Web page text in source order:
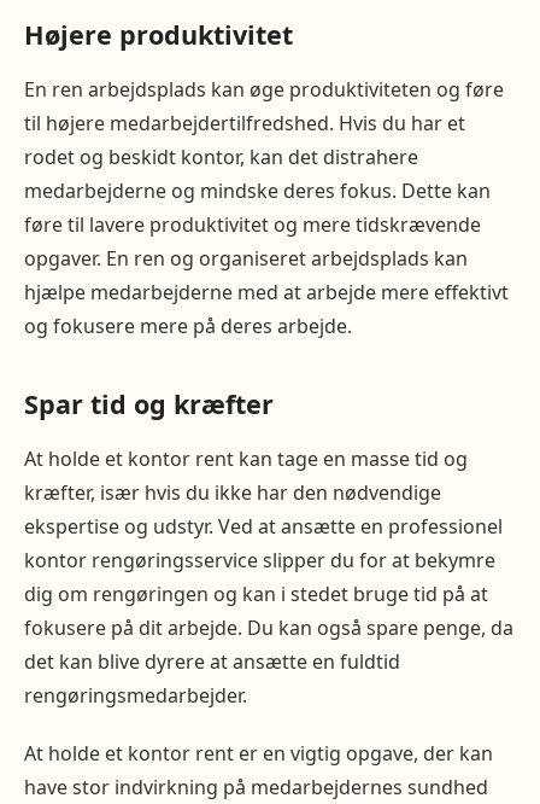
Højere produktivitet
En ren arbejdsplads kan øge produktiviteten og føre
til højere medarbejdertilfredshed. Hvis du har et
rodet og beskidt kontor, kan det distrahere
medarbejderne og mindske deres fokus. Dette kan
føre til lavere produktivitet og mere tidskrævende
opgaver. En ren og organiseret arbejdsplads kan
hjælpe medarbejderne med at arbejde mere effektivt
og fokusere mere på deres arbejde.
Spar tid og kræfter
At holde et kontor rent kan tage en masse tid og
kræfter, især hvis du ikke har den nødvendige
ekspertise og udstyr. Ved at ansætte en professionel
kontor rengøringsservice slipper du for at bekymre
dig om rengøringen og kan i stedet bruge tid på at
fokusere på dit arbejde. Du kan også spare penge, da
det kan blive dyrere at ansætte en fuldtid
rengøringsmedarbejder.
At holde et kontor rent er en vigtig opgave, der kan
have stor indvirkning på medarbejdernes sundhed